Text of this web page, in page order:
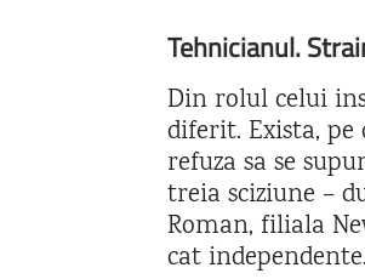
Tehnicianul.
Din rolul celui
diferit. Exista,
refuza sa se
treia sciziune –
Roman, filiala
cat independente.